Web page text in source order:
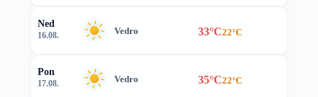
Ned
16.08. Vedro 33°C22°C
Pon
17.08. Vedro 35°C22°C